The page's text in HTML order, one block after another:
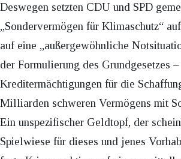
Deswegen setzten CDU und SPD
„Sondervermögen für Klimaschutz“
auf eine „außergewöhnliche
der Formulierung des Grundgesetzes
Kreditermächtigungen für die
Milliarden schweren Vermögens mit
Ein unspezifischer Geldtopf, der
Spielwiese für dieses und jenes